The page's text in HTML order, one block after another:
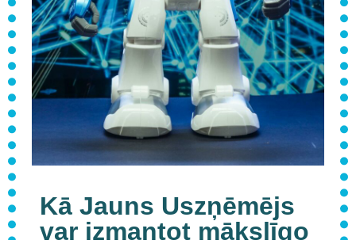
Kā Jauns Uszņēmējs
var izmantot mākslīgo